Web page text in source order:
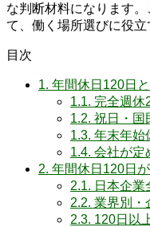
な判断材料になります
て、働く場所選びに役立
目次
1. 年間休日120日
1.1. 完全週休
1.2. 祝日・国
1.3. 年末年始
1.4. 会社が定
2. 年間休日120日
2.1. 日本企業
2.2. 業界別・
2.3. 120日以